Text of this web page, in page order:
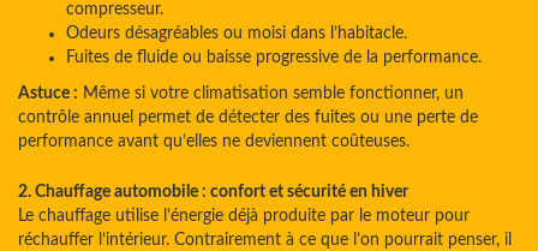
compresseur.
Odeurs désagréables ou moisi dans l’habitacle.
Fuites de fluide ou baisse progressive de la performance.
Astuce : Même si votre climatisation semble fonctionner, un
contrôle annuel permet de détecter des fuites ou une perte de
performance avant qu’elles ne deviennent coûteuses.
2. Chauffage automobile : confort et sécurité en hiver
Le chauffage utilise l’énergie déjà produite par le moteur pour
réchauffer l’intérieur. Contrairement à ce que l’on pourrait penser, il